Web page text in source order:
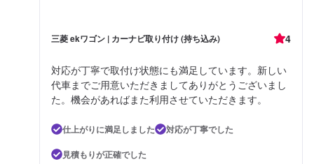
三菱 ekワゴン | カーナビ取り付け (持ち込み) 4
対応が丁寧で取付け状態にも満足しています。新しい
代車までご用意いただきましてありがとうございまし
た。機会があればまた利用させていただきます。
仕上がりに満足しました
対応が丁寧でした
見積もりが正確でした